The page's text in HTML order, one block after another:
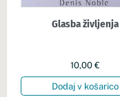
Glasba življenja
10,00 €
Dodaj v košarico